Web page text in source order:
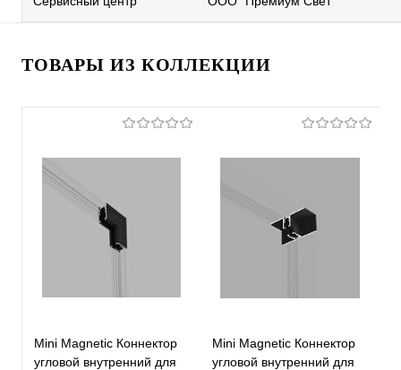
ТОВАРЫ ИЗ КОЛЛЕКЦИИ
Mini Magnetic Коннектор
угловой внутренний для
Mini Magnetic Коннектор
угловой внутренний для